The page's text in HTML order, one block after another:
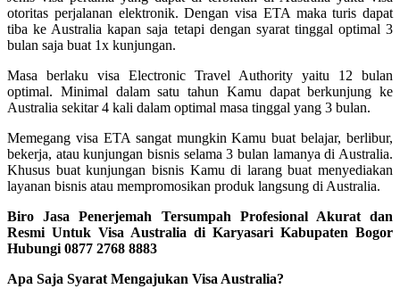
otoritas perjalanan elektronik. Dengan visa ETA maka turis dapat
tiba ke Australia kapan saja tetapi dengan syarat tinggal optimal 3
bulan saja buat 1x kunjungan.
Masa berlaku visa Electronic Travel Authority yaitu 12 bulan
optimal. Minimal dalam satu tahun Kamu dapat berkunjung ke
Australia sekitar 4 kali dalam optimal masa tinggal yang 3 bulan.
Memegang visa ETA sangat mungkin Kamu buat belajar, berlibur,
bekerja, atau kunjungan bisnis selama 3 bulan lamanya di Australia.
Khusus buat kunjungan bisnis Kamu di larang buat menyediakan
layanan bisnis atau mempromosikan produk langsung di Australia.
Biro Jasa Penerjemah Tersumpah Profesional Akurat dan
Resmi Untuk Visa Australia di Karyasari Kabupaten Bogor
Hubungi 0877 2768 8883
Apa Saja Syarat Mengajukan Visa Australia?